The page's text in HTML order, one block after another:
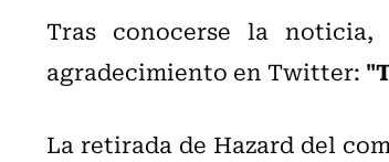
Tras conocerse la
agradecimiento en Twitter:
La retirada de Hazard del